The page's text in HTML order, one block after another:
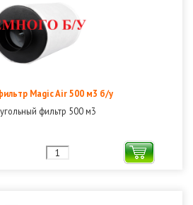
Magic Air 500 м3 б/у
фильтр 500 м3